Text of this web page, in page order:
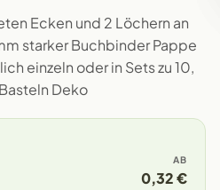
Ecken und 2 Löchern an
starker Buchbinder Pappe
einzeln oder in Sets zu 10,
Deko
AB
0,32 €